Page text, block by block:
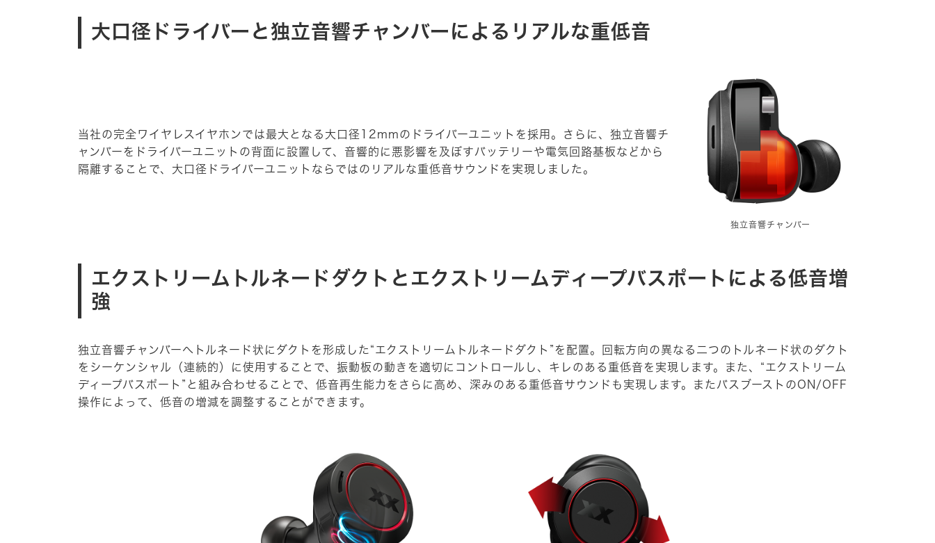
大口径ドライバーと独立音響チャンバーによるリアルな重低音
独立音響チャンバー
当社の完全ワイヤレスイヤホンでは最大となる大口径12mmのドライバーユニットを採用。さらに、独立音響チ
ャンバーをドライバーユニットの背面に設置して、音響的に悪影響を及ぼすバッテリーや電気回路基板などから
隔離することで、大口径ドライバーユニットならではのリアルな重低音サウンドを実現しました。
エクストリームトルネードダクトとエクストリームディープバスポートによる低音増
強
独立音響チャンバーへトルネード状にダクトを形成した“エクストリームトルネードダクト”を配置。回転方向の異なる二つのトルネード状のダクト
をシーケンシャル（連続的）に使用することで、振動板の動きを適切にコントロールし、キレのある重低音を実現します。また、“エクストリーム
ディープバスポート”と組み合わせることで、低音再生能力をさらに高め、深みのある重低音サウンドも実現します。またバスブーストのON/OFF
操作によって、低音の増減を調整することができます。